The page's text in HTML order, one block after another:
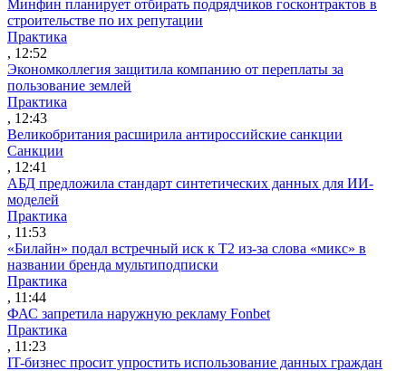
Минфин планирует отбирать подрядчиков госконтрактов в
строительстве по их репутации
Практика
, 12:52
Экономколлегия защитила компанию от переплаты за
пользование землей
Практика
, 12:43
Великобритания расширила антироссийские санкции
Санкции
, 12:41
АБД предложила стандарт синтетических данных для ИИ-
моделей
Практика
, 11:53
«Билайн» подал встречный иск к Т2 из-за слова «микс» в
названии бренда мультиподписки
Практика
, 11:44
ФАС запретила наружную рекламу Fonbet
Практика
, 11:23
IT-бизнес просит упростить использование данных граждан